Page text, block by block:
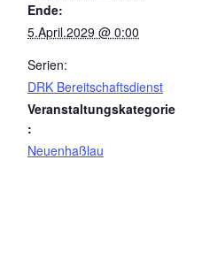
Ende:
5.April.2029 @ 0:00
Serien:
DRK Bereitschaftsdienst
Veranstaltungskategorie
:
Neuenhaßlau